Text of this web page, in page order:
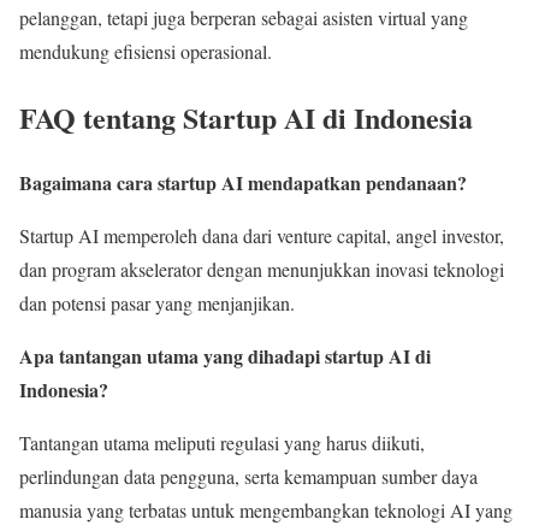
pelanggan, tetapi juga berperan sebagai asisten virtual yang
mendukung efisiensi operasional.
FAQ tentang Startup AI di Indonesia
Bagaimana cara startup AI mendapatkan pendanaan?
Startup AI memperoleh dana dari venture capital, angel investor,
dan program akselerator dengan menunjukkan inovasi teknologi
dan potensi pasar yang menjanjikan.
Apa tantangan utama yang dihadapi startup AI di
Indonesia?
Tantangan utama meliputi regulasi yang harus diikuti,
perlindungan data pengguna, serta kemampuan sumber daya
manusia yang terbatas untuk mengembangkan teknologi AI yang